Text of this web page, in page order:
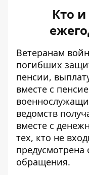
Кто
Ветеранам
погибших
пенсии,
вместе с
ведомств
вместе с
тех, кто не
предусмотрена
обращения.